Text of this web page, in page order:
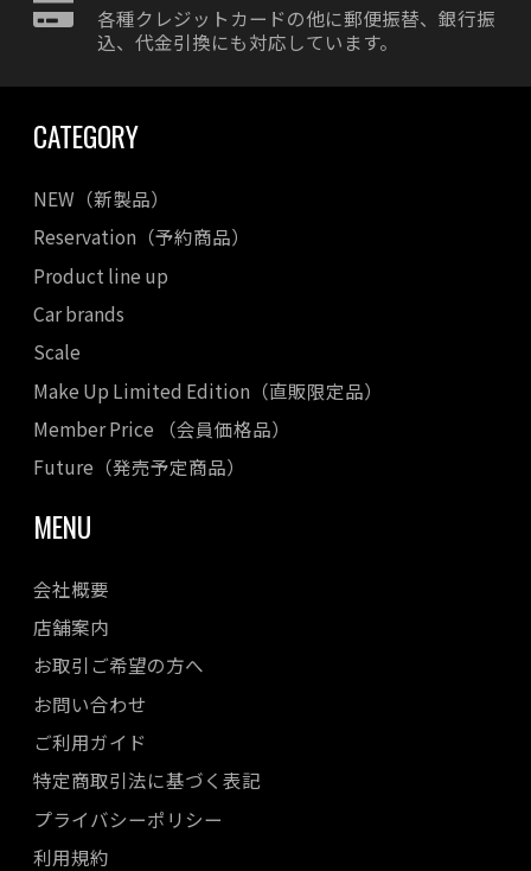
各種クレジットカードの他に郵便振替、銀行振
込、代金引換にも対応しています。
CATEGORY
NEW（新製品）
Reservation（予約商品）
Product line up
Car brands
Scale
Make Up Limited Edition（直販限定品）
Member Price （会員価格品）
Future（発売予定商品）
MENU
会社概要
店舗案内
お取引ご希望の方へ
お問い合わせ
ご利用ガイド
特定商取引法に基づく表記
プライバシーポリシー
利用規約